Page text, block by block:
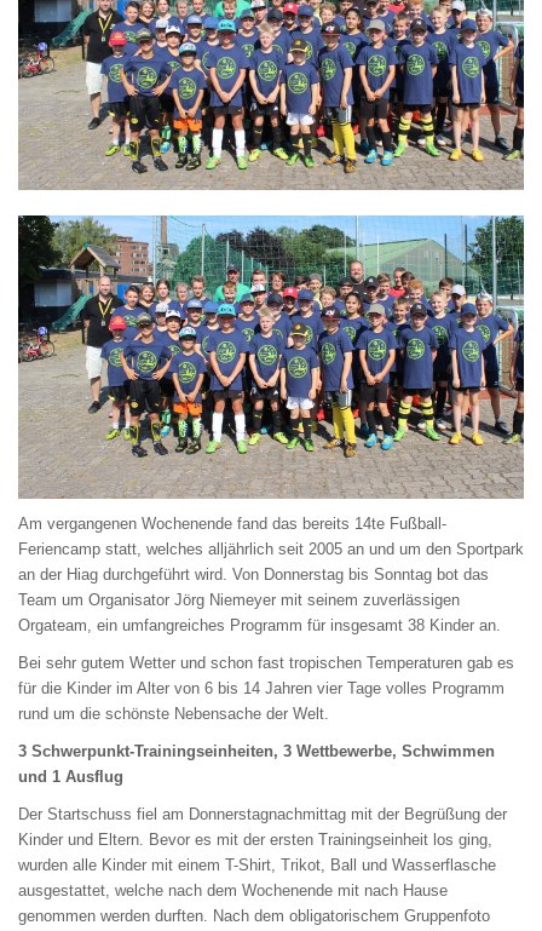
Am vergangenen Wochenende fand das bereits 14te Fußball-
Feriencamp statt, welches alljährlich seit 2005 an und um den Sportpark
an der Hiag durchgeführt wird. Von Donnerstag bis Sonntag bot das
Team um Organisator Jörg Niemeyer mit seinem zuverlässigen
Orgateam, ein umfangreiches Programm für insgesamt 38 Kinder an.
Bei sehr gutem Wetter und schon fast tropischen Temperaturen gab es
für die Kinder im Alter von 6 bis 14 Jahren vier Tage volles Programm
rund um die schönste Nebensache der Welt.
3 Schwerpunkt-Trainingseinheiten, 3 Wettbewerbe, Schwimmen
und 1 Ausflug
Der Startschuss fiel am Donnerstagnachmittag mit der Begrüßung der
Kinder und Eltern. Bevor es mit der ersten Trainingseinheit los ging,
wurden alle Kinder mit einem T-Shirt, Trikot, Ball und Wasserflasche
ausgestattet, welche nach dem Wochenende mit nach Hause
genommen werden durften. Nach dem obligatorischem Gruppenfoto